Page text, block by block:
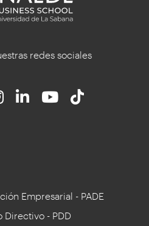
redes sociales
Empresarial - PADE
Directivo - PDD